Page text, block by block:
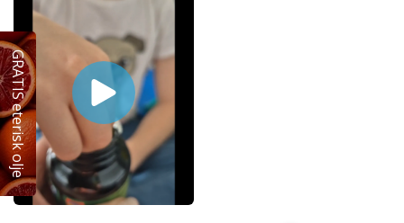
GRATIS eterisk olje